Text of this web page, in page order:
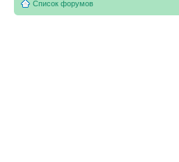
Список форумов